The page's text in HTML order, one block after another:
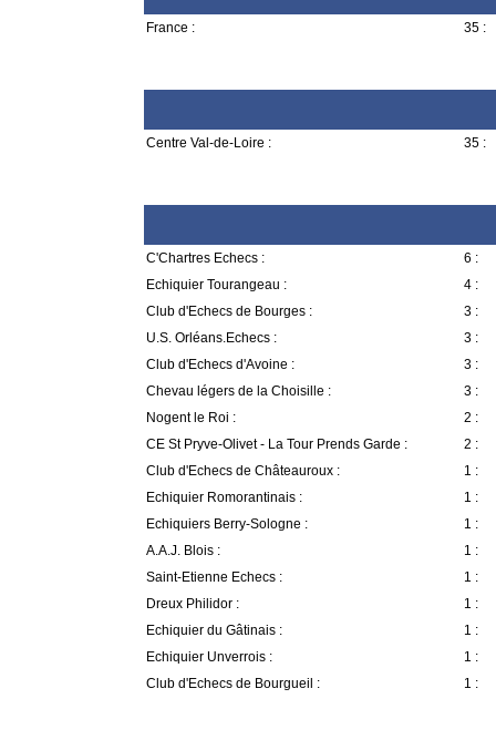
France : 35 :
Centre Val-de-Loire : 35 :
C'Chartres Echecs :
6 :
Echiquier Tourangeau :
4 :
Club d'Echecs de Bourges :
3 :
U.S. Orléans.Echecs :
3 :
Club d'Echecs d'Avoine :
3 :
Chevau légers de la Choisille :
3 :
Nogent le Roi :
2 :
CE St Pryve-Olivet - La Tour Prends Garde :
2 :
Club d'Echecs de Châteauroux :
1 :
Echiquier Romorantinais :
1 :
Echiquiers Berry-Sologne :
1 :
A.A.J. Blois :
1 :
Saint-Etienne Echecs :
1 :
Dreux Philidor :
1 :
Echiquier du Gâtinais :
1 :
Echiquier Unverrois :
1 :
Club d'Echecs de Bourgueil :
1 :